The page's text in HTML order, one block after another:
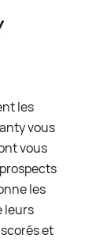
les
vous
vous
les
leurs
et